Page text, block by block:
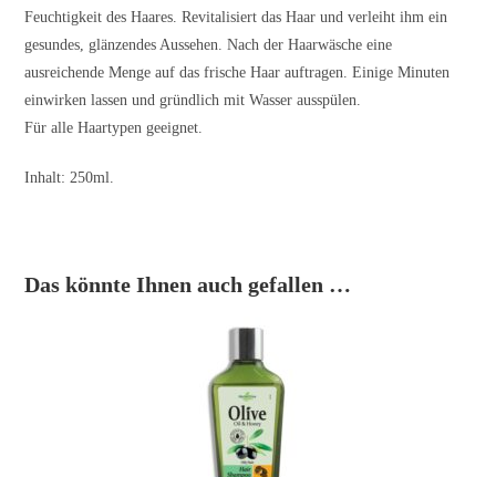
Feuchtigkeit des Haares. Revitalisiert das Haar und verleiht ihm ein
gesundes, glänzendes Aussehen. Nach der Haarwäsche eine
ausreichende Menge auf das frische Haar auftragen. Einige Minuten
einwirken lassen und gründlich mit Wasser ausspülen.
Für alle Haartypen geeignet.
Inhalt: 250ml.
Das könnte Ihnen auch gefallen …